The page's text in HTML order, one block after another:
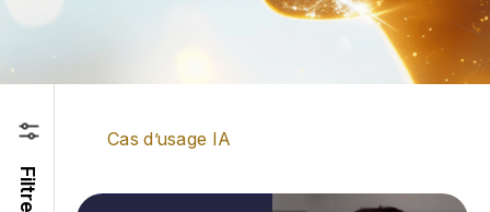
Cas d’usage IA
Filtres